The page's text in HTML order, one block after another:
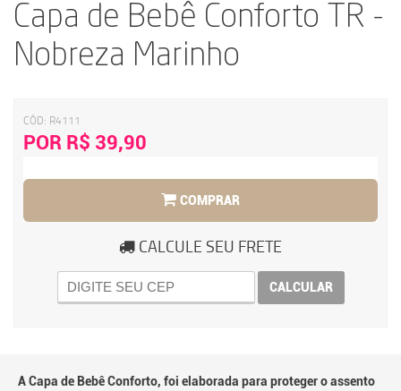
Capa de Bebê Conforto TR -
Nobreza Marinho
CÓD: R4111
POR R$ 39,90
COMPRAR
CALCULE SEU FRETE
CALCULAR
A Capa de Bebê Conforto, foi elaborada para proteger o assento